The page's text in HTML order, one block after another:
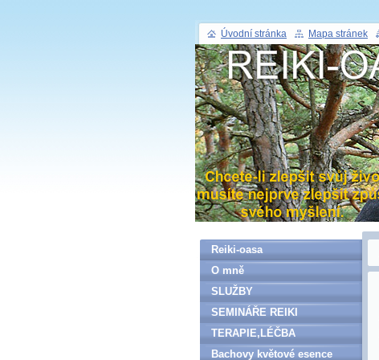
Reiki-oasa
O mně
SLUŽBY
SEMINÁŘE REIKI
TERAPIE,LÉČBA
Bachovy květové esence
Úvodní stránka Mapa stránek